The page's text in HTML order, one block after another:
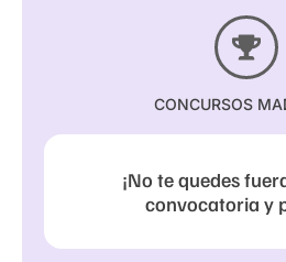
CONCURSOS
¡No te quedes
convocatoria y